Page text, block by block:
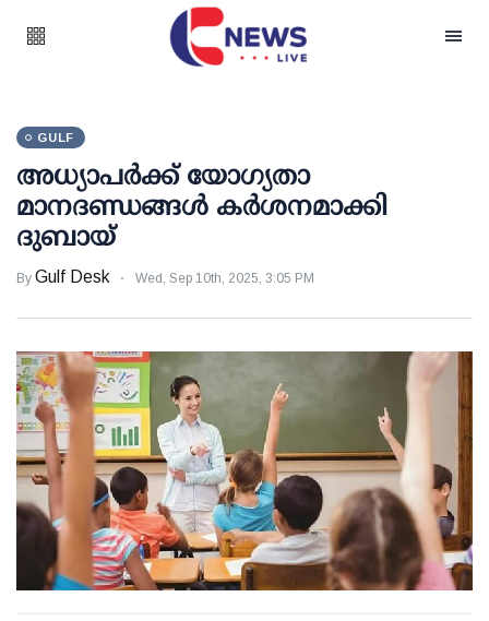
GULF
അധ്യാപര്‍ക്ക് യോഗ്യതാ
മാനദണ്ഡങ്ങള്‍ കര്‍ശനമാക്കി
ദുബായ്
By Gulf Desk Wed, Sep 10th, 2025, 3:05 PM